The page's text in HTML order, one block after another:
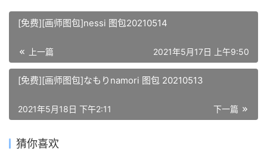
[免费][画师图包]nessi 图包20210514
上一篇 2021年5月17日 上午9:50
[免费][画师图包]なもりnamori 图包 20210513
下一篇
2021年5月18日 下午2:11
猜你喜欢